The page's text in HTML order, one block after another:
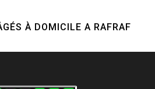
À DOMICILE A RAFRAF